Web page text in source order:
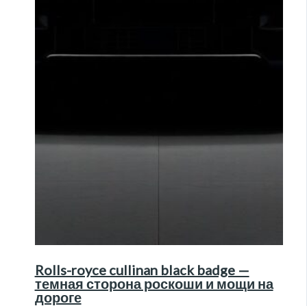
Rolls-royce cullinan black badge —
темная сторона роскоши и мощи на
дороге